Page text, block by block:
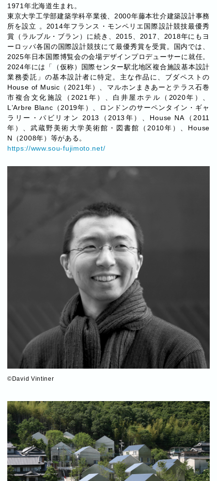
1971年北海道生まれ。
東京大学工学部建築学科卒業後、2000年藤本壮介建築設計事務
所を設立 。2014年フランス・モンペリエ国際設計競技最優秀
賞（ラルブル・ブラン）に続き、2015、2017、2018年にもヨ
ーロッパ各国の国際設計競技にて最優秀賞を受賞。国内では、
2025年日本国際博覧会の会場デザインプロデューサーに就任。
2024年には「（仮称）国際センター駅北地区複合施設基本設計
業務委託」の基本設計者に特定。主な作品に、ブダペストの
House of Music（2021年）、マルホンまきあーとテラス石巻
市複合文化施設（2021年）、白井屋ホテル（2020年）、
LʼArbre Blanc（2019年）、ロンドンのサーペンタイン・ギャ
ラリー・パビリオン 2013（2013年）、House NA（2011
年）、武蔵野美術大学美術館・図書館（2010年）、House
N（2008年）等がある。
https://www.sou-fujimoto.net/
©David Vintiner